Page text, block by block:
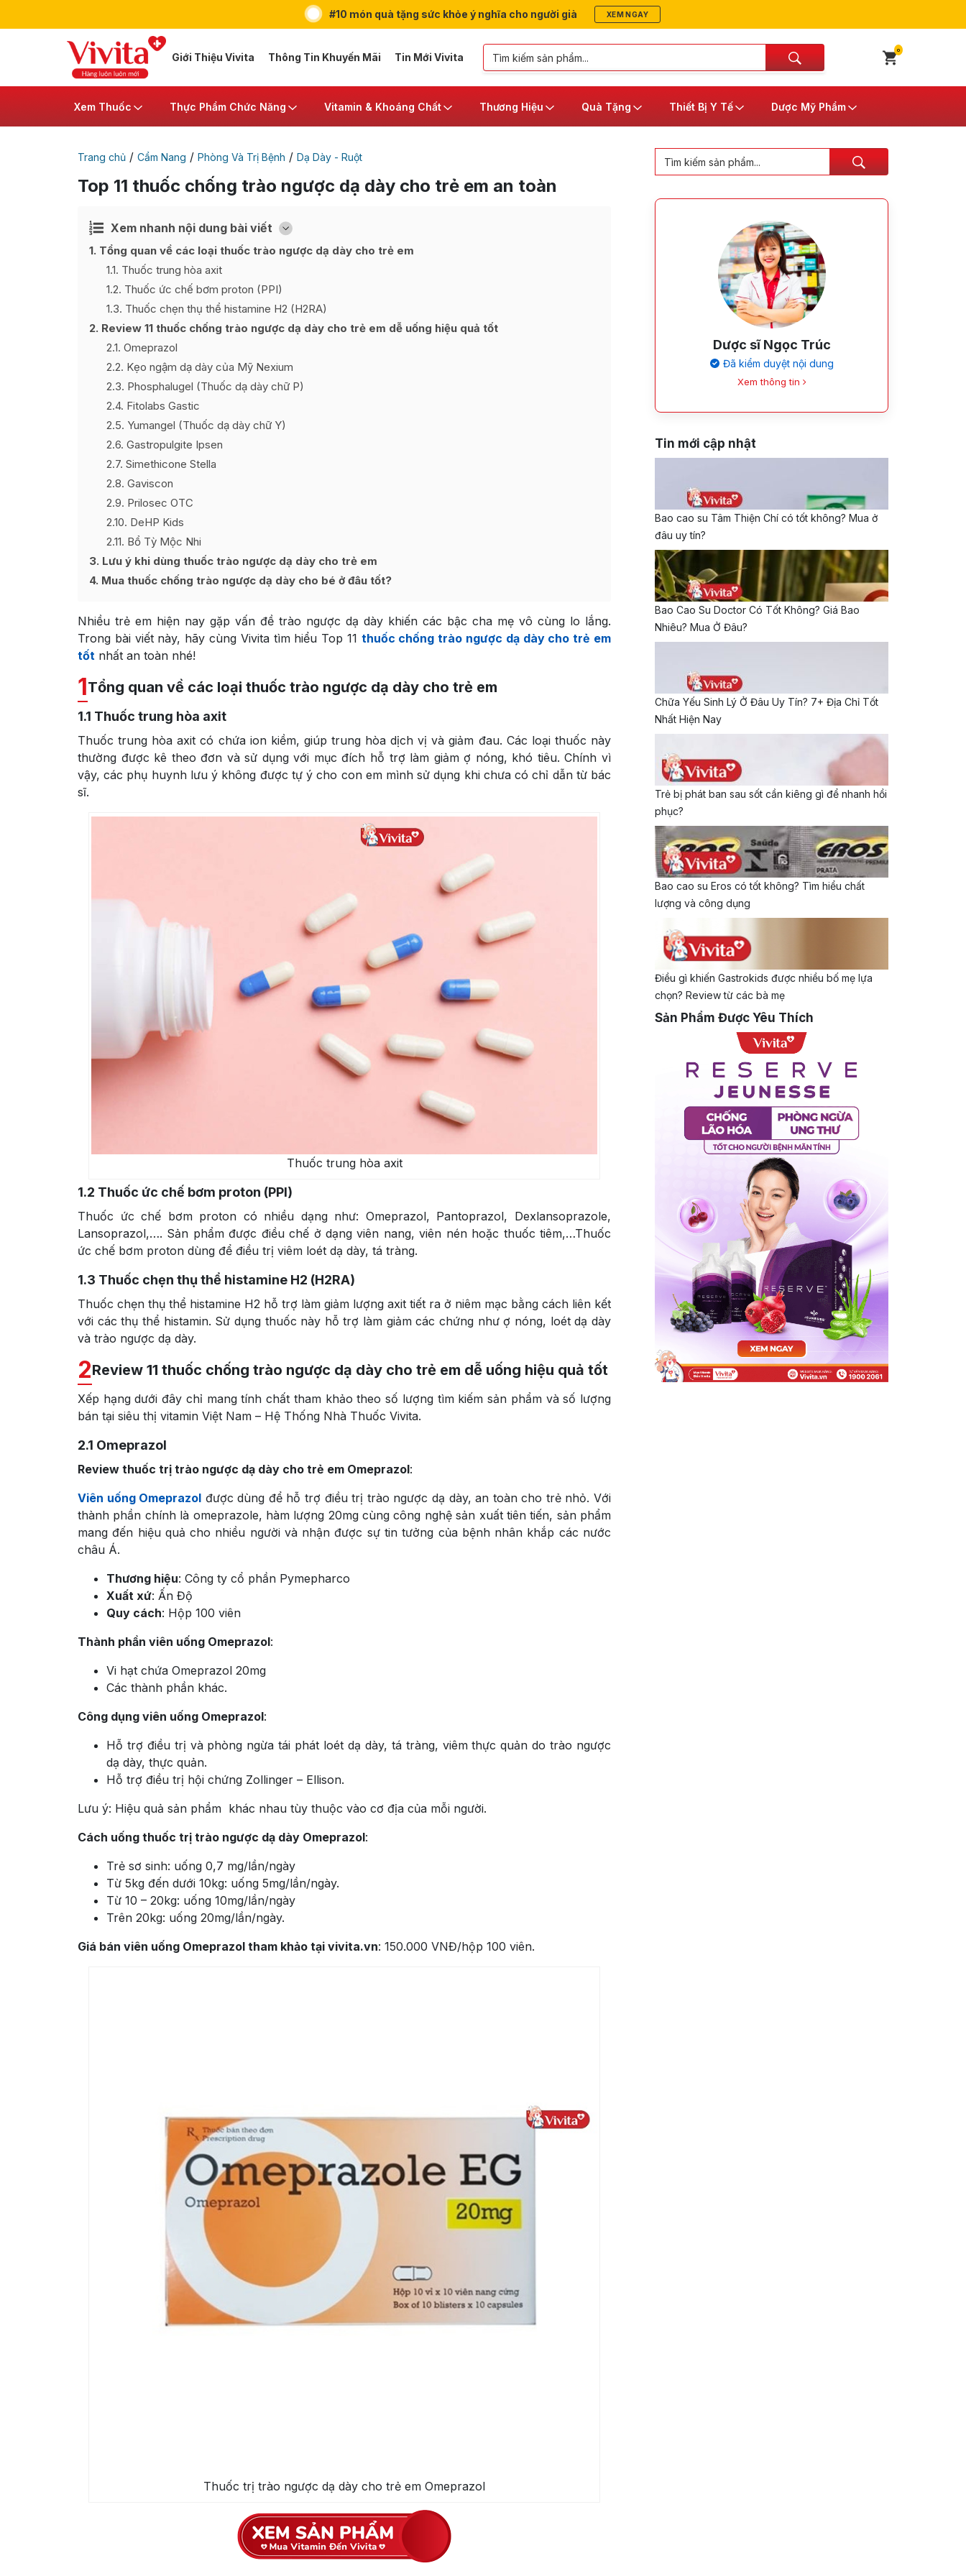
#10 món quà tặng sức khỏe ý nghĩa cho người già XEM NGAY
Giới Thiệu Vivita Thông Tin Khuyến Mãi Tin Mới Vivita
0
Xem Thuốc Thực Phẩm Chức Năng Vitamin & Khoáng Chất Thương Hiệu Quà Tặng Thiết Bị Y Tế Dược Mỹ Phẩm
Trang chủ / Cẩm Nang / Phòng Và Trị Bệnh / Dạ Dày - Ruột
Top 11 thuốc chống trào ngược dạ dày cho trẻ em an toàn
Xem nhanh nội dung bài viết [
Ẩn
1 Tổng quan về các loại thuốc trào ngược dạ dày cho trẻ em
1.1 Thuốc trung hòa axit
1.2 Thuốc ức chế bơm proton (PPI)
1.3 Thuốc chẹn thụ thể histamine H2 (H2RA)
2 Review 11 thuốc chống trào ngược dạ dày cho trẻ em dễ uống hiệu quả tốt
2.1 Omeprazol
2.2 Kẹo ngậm dạ dày của Mỹ Nexium
2.3 Phosphalugel (Thuốc dạ dày chữ P)
2.4 Fitolabs Gastic
2.5 Yumangel (Thuốc dạ dày chữ Y)
2.6 Gastropulgite Ipsen
2.7 Simethicone Stella
2.8 Gaviscon
2.9 Prilosec OTC
2.10 DeHP Kids
2.11 Bổ Tỳ Mộc Nhi
3 Lưu ý khi dùng thuốc trào ngược dạ dày cho trẻ em
4 Mua thuốc chống trào ngược dạ dày cho bé ở đâu tốt?
Nhiều trẻ em hiện nay gặp vấn đề trào ngược dạ dày khiến các bậc cha mẹ vô cùng lo lắng.
Trong bài viết này, hãy cùng Vivita tìm hiểu Top 11 thuốc chống trào ngược dạ dày cho trẻ em
tốt nhất an toàn nhé!
1Tổng quan về các loại thuốc trào ngược dạ dày cho trẻ em
1.1 Thuốc trung hòa axit
Thuốc trung hòa axit có chứa ion kiềm, giúp trung hòa dịch vị và giảm đau. Các loại thuốc này
thường được kê theo đơn và sử dụng với mục đích hỗ trợ làm giảm ợ nóng, khó tiêu. Chính vì
vậy, các phụ huynh lưu ý không được tự ý cho con em mình sử dụng khi chưa có chỉ dẫn từ bác
sĩ.
Thuốc trung hòa axit
1.2 Thuốc ức chế bơm proton (PPI)
Thuốc ức chế bơm proton có nhiều dạng như: Omeprazol, Pantoprazol, Dexlansoprazole,
Lansoprazol,…. Sản phẩm được điều chế ở dạng viên nang, viên nén hoặc thuốc tiêm,…Thuốc
ức chế bơm proton dùng để điều trị viêm loét dạ dày, tá tràng.
1.3 Thuốc chẹn thụ thể histamine H2 (H2RA)
Thuốc chẹn thụ thể histamine H2 hỗ trợ làm giảm lượng axit tiết ra ở niêm mạc bằng cách liên kết
với các thụ thể histamin. Sử dụng thuốc này hỗ trợ làm giảm các chứng như ợ nóng, loét dạ dày
và trào ngược dạ dày.
2Review 11 thuốc chống trào ngược dạ dày cho trẻ em dễ uống hiệu quả tốt
Xếp hạng dưới đây chỉ mang tính chất tham khảo theo số lượng tìm kiếm sản phẩm và số lượng
bán tại siêu thị vitamin Việt Nam – Hệ Thống Nhà Thuốc Vivita.
2.1 Omeprazol
Review thuốc trị trào ngược dạ dày cho trẻ em Omeprazol:
Viên uống Omeprazol được dùng để hỗ trợ điều trị trào ngược dạ dày, an toàn cho trẻ nhỏ. Với
thành phần chính là omeprazole, hàm lượng 20mg cùng công nghệ sản xuất tiên tiến, sản phẩm
mang đến hiệu quả cho nhiều người và nhận được sự tin tưởng của bệnh nhân khắp các nước
châu Á.
Thương hiệu: Công ty cổ phần Pymepharco
Xuất xứ: Ấn Độ
Quy cách: Hộp 100 viên
Thành phần viên uống Omeprazol:
Vi hạt chứa Omeprazol 20mg
Các thành phần khác.
Công dụng viên uống Omeprazol:
Hỗ trợ điều trị và phòng ngừa tái phát loét dạ dày, tá tràng, viêm thực quản do trào ngược
dạ dày, thực quản.
Hỗ trợ điều trị hội chứng Zollinger – Ellison.
Lưu ý: Hiệu quả sản phẩm khác nhau tùy thuộc vào cơ địa của mỗi người.
Cách uống thuốc trị trào ngược dạ dày Omeprazol:
Trẻ sơ sinh: uống 0,7 mg/lần/ngày
Từ 5kg đến dưới 10kg: uống 5mg/lần/ngày.
Từ 10 – 20kg: uống 10mg/lần/ngày
Trên 20kg: uống 20mg/lần/ngày.
Giá bán viên uống Omeprazol tham khảo tại vivita.vn: 150.000 VNĐ/hộp 100 viên.
Thuốc trị trào ngược dạ dày cho trẻ em Omeprazol
Dược sĩ Ngọc Trúc
Đã kiểm duyệt nội dung
Xem thông tin
Tin mới cập nhật
Bao cao su Tâm Thiện Chí có tốt không? Mua ở
đâu uy tín?
Bao Cao Su Doctor Có Tốt Không? Giá Bao
Nhiêu? Mua Ở Đâu?
Chữa Yếu Sinh Lý Ở Đâu Uy Tín? 7+ Địa Chỉ Tốt
Nhất Hiện Nay
Trẻ bị phát ban sau sốt cần kiêng gì để nhanh hồi
phục?
Bao cao su Eros có tốt không? Tìm hiểu chất
lượng và công dụng
Điều gì khiến Gastrokids được nhiều bố mẹ lựa
chọn? Review từ các bà mẹ
Sản Phẩm Được Yêu Thích